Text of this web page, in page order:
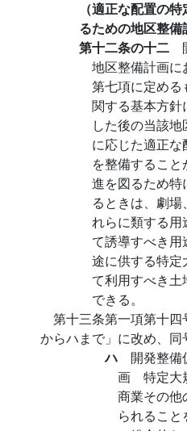
（適正な配置の
るための地区整備
第十二条の十二
地区整備計画
第七項に定め
関する基本方
した後の当該
に応じた適正
を整備するこ
進を図るため
るときは、劇
れらに類する
て誘導すべき
途に供する特定
て利用すべき
できる。
第十三条第一項第十
からハまで」に改め、同
ハ 開発整備
画 特定大
商業その他
られるこ